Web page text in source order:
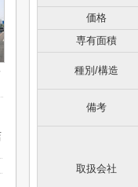
価格
専有面積
種別/構造
備考
取扱会社